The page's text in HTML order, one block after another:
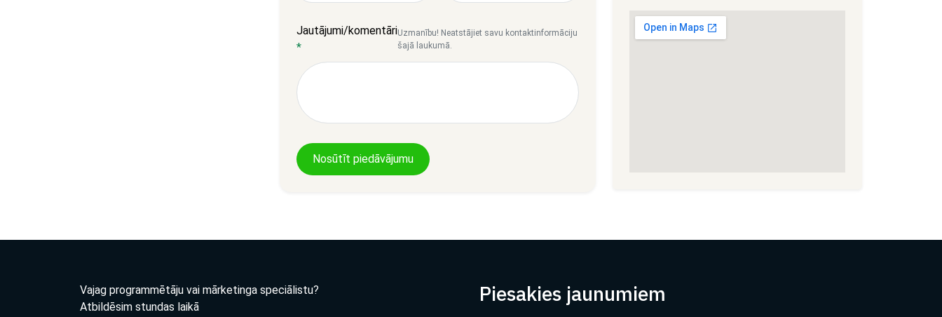
Jautājumi/komentāri
*
Uzmanību! Neatstājiet savu kontaktinformāciju
šajā laukumā.
Nosūtīt piedāvājumu
Vajag programmētāju vai mārketinga speciālistu?
Atbildēsim stundas laikā
Piesakies jaunumiem